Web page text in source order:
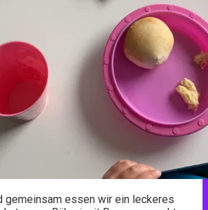
gemeinsam essen wir ein leckeres